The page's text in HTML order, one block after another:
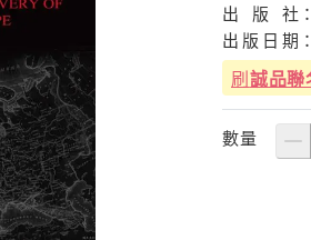
出
版 社：
出 版 日 期：
刷誠品聯
數量